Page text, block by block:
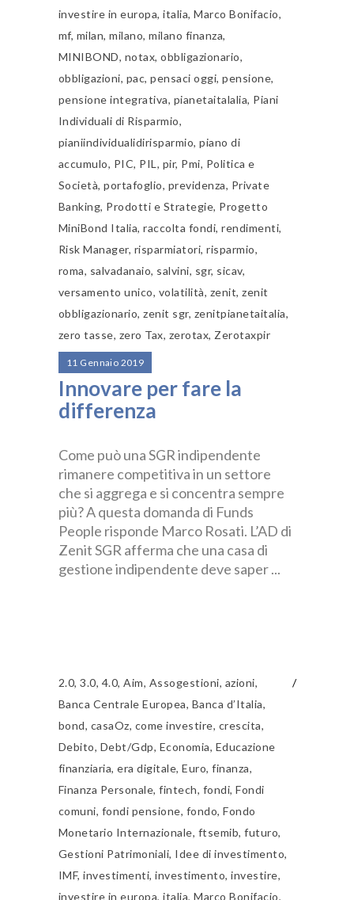
investire in europa,italia,Marco Bonifacio,
mf, milan,milano,milano finanza,
MINIBOND, notax,obbligazionario,
obbligazioni, pac,pensaci oggi,pensione,
pensione integrativa, pianetaitalalia, Piani
Individuali di Risparmio,
pianiindividualidirisparmio,piano di
accumulo, PIC, PIL , pir, Pmi, Politica e
Società,portafoglio, previdenza, Private
Banking, Prodotti e Strategie, Progetto
MiniBond Italia,raccolta fondi,rendimenti,
Risk Manager, risparmiatori,risparmio,
roma, salvadanaio, salvini, sgr, sicav,
versamento unico, volatilità, zenit,zenit
obbligazionario,zenit sgr, zenitpianetaitalia,
zero tasse, zero Tax, zerotax, Zerotaxpir
11 Gennaio 2019
Innovare per fare la
differenza
Come può una SGR indipendente
rimanere competitiva in un settore
che si aggrega e si concentra sempre
più? A questa domanda di Funds
People risponde Marco Rosati. L’AD di
Zenit SGR afferma che una casa di
gestione indipendente deve saper
2.0,3.0, 4.0,Aim, Assogestioni, azioni,
Banca Centrale Europea, Banca d’Italia,
bond, casaOz, come investire, crescita,
Debito, Debt/Gdp, Economia, Educazione
finanziaria,era digitale,Euro,finanza,
Finanza Personale,fintech, fondi,Fondi
comuni, fondi pensione, fondo,Fondo
Monetario Internazionale, ftsemib,futuro,
Gestioni Patrimoniali, Idee di investimento,
IMF,investimenti,investimento,investire,
investire in europa,italia,Marco Bonifacio,